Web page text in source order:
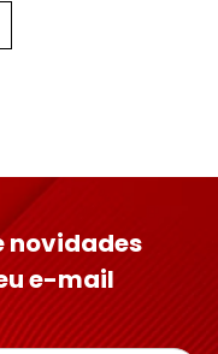
novidades
e-mail